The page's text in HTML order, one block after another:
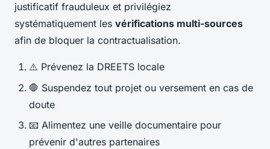
justificatif frauduleux et privilégiez
systématiquement les vérifications multi-sources
afin de bloquer la contractualisation.
⚠️ Prévenez la DREETS locale
🛑 Suspendez tout projet ou versement en cas de
doute
📧 Alimentez une veille documentaire pour
prévenir d'autres partenaires